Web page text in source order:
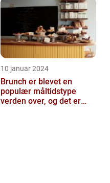
10 januar 2024
Brunch er blevet en
populær måltidstype
verden over, og det er